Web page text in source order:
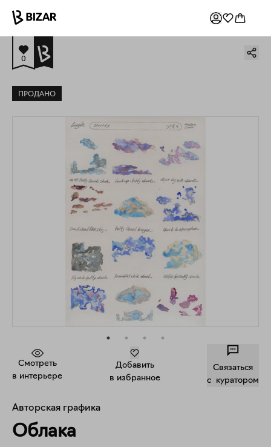
0
ПРОДАНО
Смотреть
в интерьере
Добавить
в избранное
Связаться
c куратором
Авторская графика
Облака